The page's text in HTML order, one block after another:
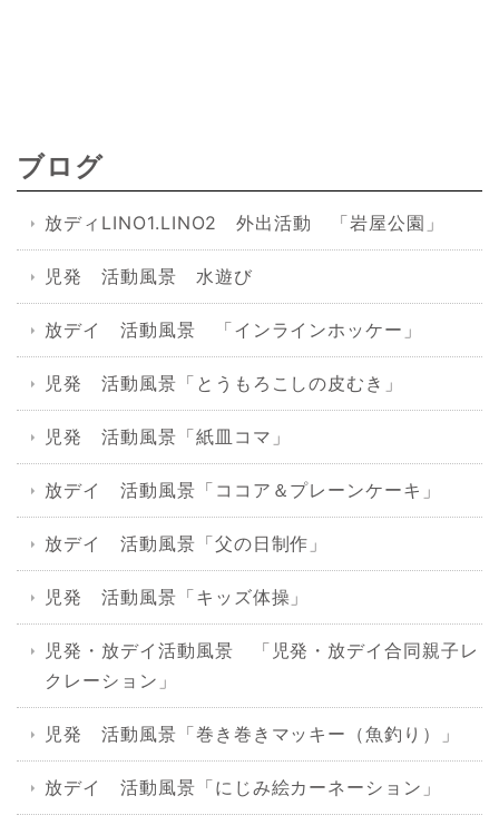
ブログ
放ディLINO1.LINO2 外出活動 「岩屋公園」
児発 活動風景 水遊び
放デイ 活動風景 「インラインホッケー」
児発 活動風景「とうもろこしの皮むき」
児発 活動風景「紙皿コマ」
放デイ 活動風景「ココア＆プレーンケーキ」
放デイ 活動風景「父の日制作」
児発 活動風景「キッズ体操」
児発・放デイ活動風景 「児発・放デイ合同親子レ
クレーション」
児発 活動風景「巻き巻きマッキー（魚釣り）」
放デイ 活動風景「にじみ絵カーネーション」